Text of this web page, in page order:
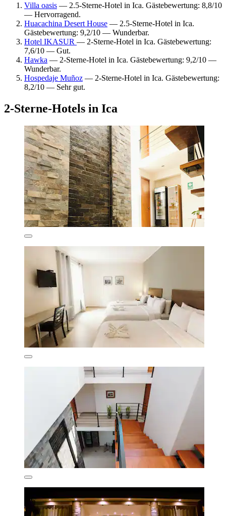
Villa oasis — 2.5-Sterne-Hotel in Ica. Gästebewertung: 8,8/10
— Hervorragend.
Huacachina Desert House — 2.5-Sterne-Hotel in Ica.
Gästebewertung: 9,2/10 — Wunderbar.
Hotel IKASUR — 2-Sterne-Hotel in Ica. Gästebewertung:
7,6/10 — Gut.
Hawka — 2-Sterne-Hotel in Ica. Gästebewertung: 9,2/10 —
Wunderbar.
Hospedaje Muñoz — 2-Sterne-Hotel in Ica. Gästebewertung:
8,2/10 — Sehr gut.
2-Sterne-Hotels in Ica